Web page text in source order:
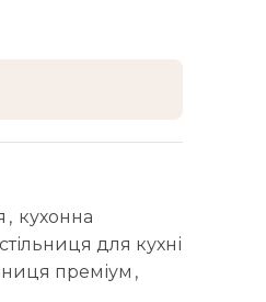
, кухонна
стільниця для кухні
преміум ,